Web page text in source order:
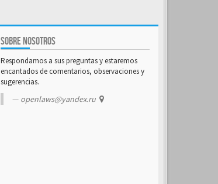
SOBRE NOSOTROS
Respondamos a sus preguntas y estaremos
encantados de comentarios, observaciones y
sugerencias.
openlaws@yandex.ru